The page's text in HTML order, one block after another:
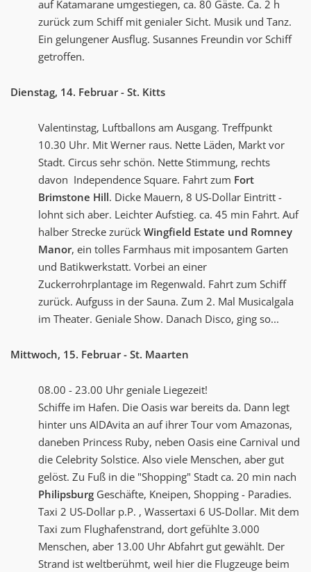
auf Katamarane umgestiegen, ca. 80 Gäste. Ca. 2 h
zurück zum Schiff mit genialer Sicht. Musik und Tanz.
Ein gelungener Ausflug. Susannes Freundin vor Schiff
getroffen.
Dienstag, 14. Februar - St. Kitts
Valentinstag, Luftballons am Ausgang. Treffpunkt
10.30 Uhr. Mit Werner raus. Nette Läden, Markt vor
Stadt. Circus sehr schön. Nette Stimmung, rechts
davon Independence Square. Fahrt zum Fort
Brimstone Hill. Dicke Mauern, 8 US-Dollar Eintritt -
lohnt sich aber. Leichter Aufstieg. ca. 45 min Fahrt. Auf
halber Strecke zurück Wingfield Estate und Romney
Manor, ein tolles Farmhaus mit imposantem Garten
und Batikwerkstatt. Vorbei an einer
Zuckerrohrplantage im Regenwald. Fahrt zum Schiff
zurück. Aufguss in der Sauna. Zum 2. Mal Musicalgala
im Theater. Geniale Show. Danach Disco, ging so...
Mittwoch, 15. Februar - St. Maarten
08.00 - 23.00 Uhr geniale Liegezeit!
Schiffe im Hafen. Die Oasis war bereits da. Dann legt
hinter uns AIDAvita an auf ihrer Tour vom Amazonas,
daneben Princess Ruby, neben Oasis eine Carnival und
die Celebrity Solstice. Also viele Menschen, aber gut
gelöst. Zu Fuß in die "Shopping" Stadt ca. 20 min nach
Philipsburg Geschäfte, Kneipen, Shopping - Paradies.
Taxi 2 US-Dollar p.P. , Wassertaxi 6 US-Dollar. Mit dem
Taxi zum Flughafenstrand, dort gefühlte 3.000
Menschen, aber 13.00 Uhr Abfahrt gut gewählt. Der
Strand ist weltberühmt, weil hier die Flugzeuge beim